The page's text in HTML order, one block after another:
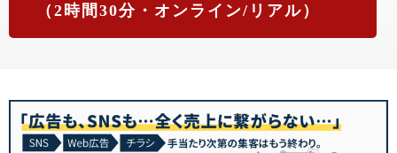
（2時間30分・オンライン/リアル）